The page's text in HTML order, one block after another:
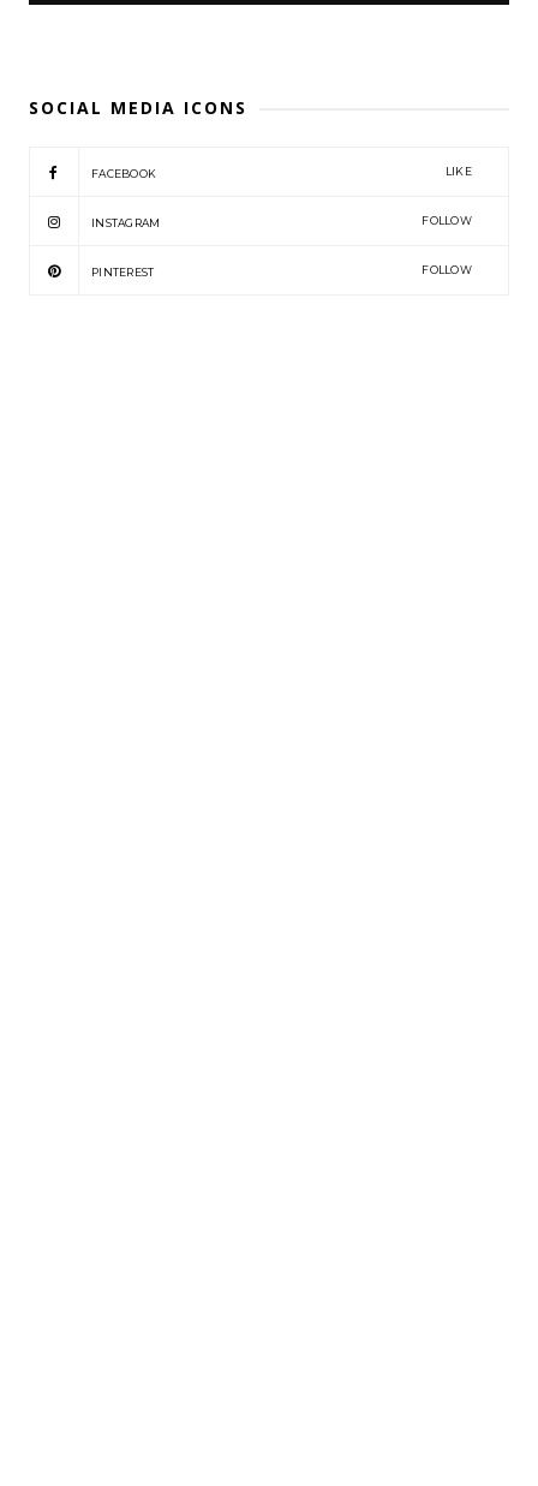
SOCIAL MEDIA ICONS
FACEBOOK LIKE
INSTAGRAM FOLLOW
PINTEREST FOLLOW